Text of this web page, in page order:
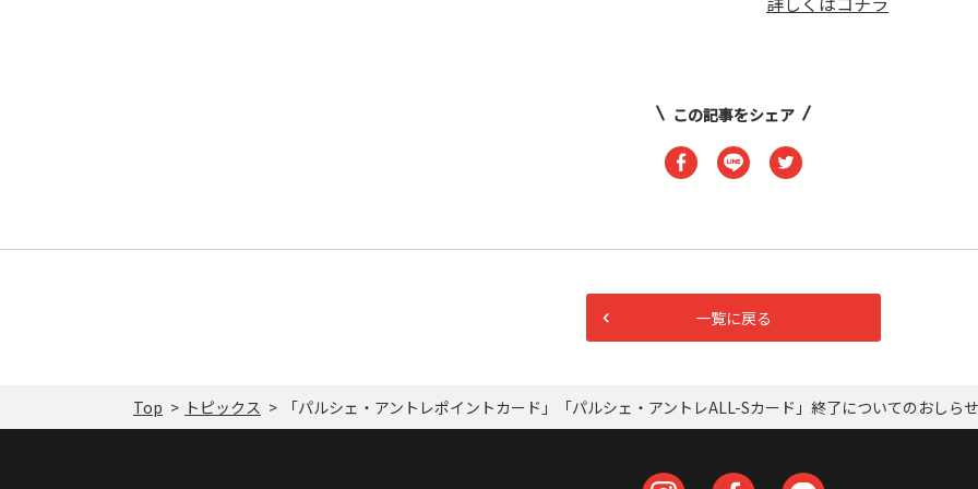
この記事をシェア
一覧に戻る
Top トピックス 「パルシェ・アントレポイントカード」「パルシェ・アントレALL-Sカード」終了についてのおしらせ